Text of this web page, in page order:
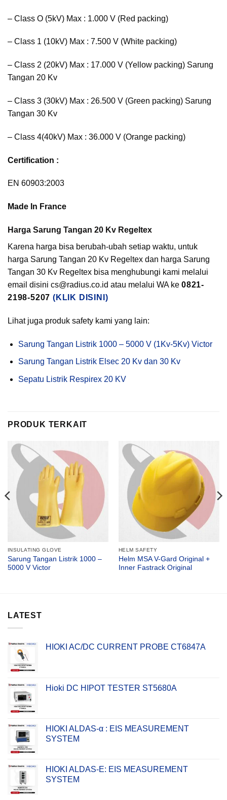
– Class O (5kV) Max : 1.000 V (Red packing)
– Class 1 (10kV) Max : 7.500 V (White packing)
– Class 2 (20kV) Max : 17.000 V (Yellow packing) Sarung
Tangan 20 Kv
– Class 3 (30kV) Max : 26.500 V (Green packing) Sarung
Tangan 30 Kv
– Class 4(40kV) Max : 36.000 V (Orange packing)
Certification :
EN 60903:2003
Made In France
Harga Sarung Tangan 20 Kv Regeltex
Karena harga bisa berubah-ubah setiap waktu, untuk
harga Sarung Tangan 20 Kv Regeltex dan harga Sarung
Tangan 30 Kv Regeltex bisa menghubungi kami melalui
email disini cs@radius.co.id atau melalui WA ke 0821-
2198-5207(KLIK DISINI)
Lihat juga produk safety kami yang lain:
Sarung Tangan Listrik 1000 – 5000 V (1Kv-5Kv) Victor
Sarung Tangan Listrik Elsec 20 Kv dan 30 Kv
Sepatu Listrik Respirex 20 KV
PRODUK TERKAIT
INSULATING GLOVE
Sarung Tangan Listrik 1000 –
5000 V Victor
HELM SAFETY
Helm MSA V-Gard Original +
Inner Fastrack Original
LATEST
HIOKI AC/DC CURRENT PROBE CT6847A
Hioki DC HIPOT TESTER ST5680A
HIOKI ALDAS-α : EIS MEASUREMENT
SYSTEM
HIOKI ALDAS-E: EIS MEASUREMENT
SYSTEM